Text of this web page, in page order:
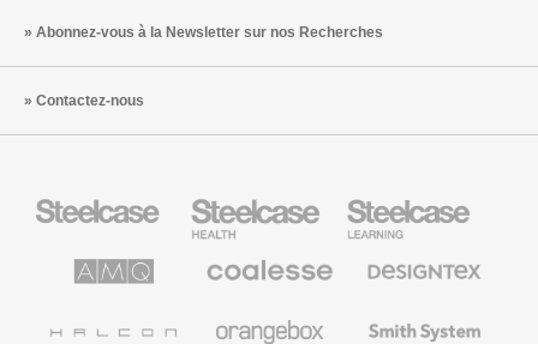
Abonnez-vous à la Newsletter sur nos Recherches
Contactez-nous
Health
Mobilier
pour
secteur
Solutions
Mobilier
Premium
Textiles
Muraux
System